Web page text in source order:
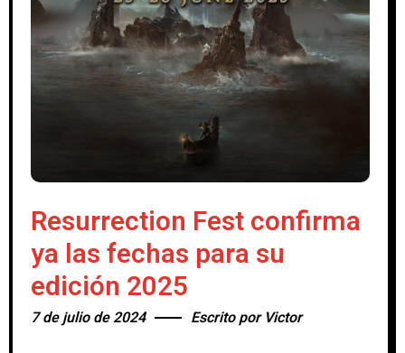
Resurrection Fest confirma
ya las fechas para su
edición 2025
7 de julio de 2024 Escrito por Victor